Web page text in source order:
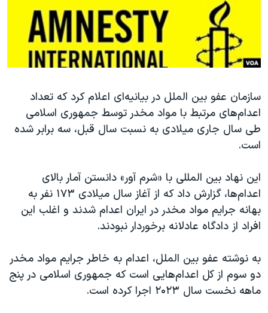
فرهنگ و زندگی
حقوق شهروندی
اقتصادی
اسرائیل در جنگ
گالری عکس
مستندها
انتخابات ریاست جمهوری آمریکا ۲۰۲۴
حمله جمهوری اسلامی به اسرائیل
ورزش زنان در ایران
اعتراضات زن، زندگی، آزادی
دادگاه حمید نوری
چهل سال گروگان‌گیری
قانون شفافیت دارائی کادر رهبری ایران
اسرائیل در جنگ
نرگس محمدی برنده جایزه نوبل صلح
دنبال کنید
زبانهای مختلف
سازمان عفو بین الملل در بیانیه‌ای اعلام کرد که تعداد
اعدام‌های مرتبط با مواد مخدر توسط جمهوری اسلامی
طی سال جاری میلادی به نسبت سال قبل، سه برابر شده
است.
این نهاد بین المللی با «شرم آور» دانستن آمار بالای
اعدام‌ها، گزارش داد که از آغاز سال میلادی ۱۷۳ نفر به
بهانه جرایم مواد مخدر در ایران اعدام شدند و اغلب این
افراد از دادگاه عادلانه برخوردار نبودند.
به نوشته عفو بین الملل، اعدام به خاطر جرایم مواد مخدر
دو سوم از کل اعدام‌هایی است که جمهوری اسلامی در پنج
ماهه نخست سال ۲۰۲۳ اجرا کرده است.